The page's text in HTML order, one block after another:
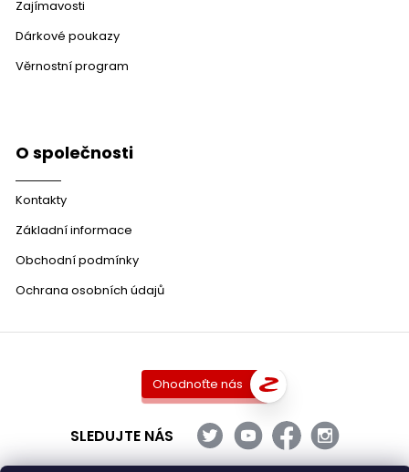
Zajímavosti
Dárkové poukazy
Věrnostní program
O společnosti
Kontakty
Základní informace
Obchodní podmínky
Ochrana osobních údajů
Ohodnoťte nás
SLEDUJTE NÁS